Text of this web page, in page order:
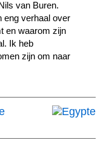
van Buren.
eng verhaal over
en waarom zijn
Ik heb
zijn om naar